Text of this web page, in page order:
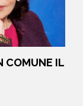
COMUNE IL